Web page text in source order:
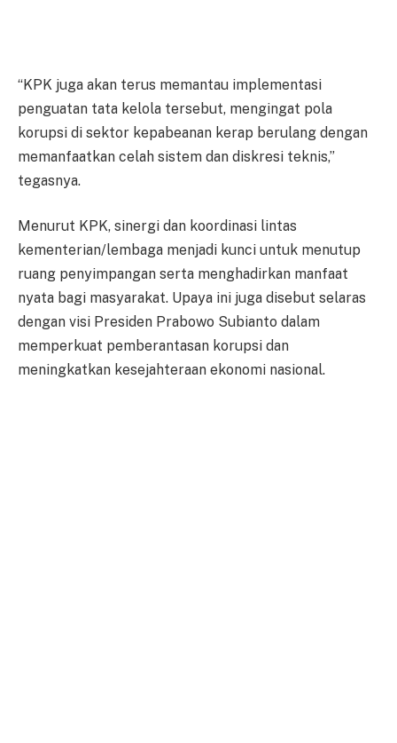
“KPK juga akan terus memantau implementasi
penguatan tata kelola tersebut, mengingat pola
korupsi di sektor kepabeanan kerap berulang dengan
memanfaatkan celah sistem dan diskresi teknis,”
tegasnya.
Menurut KPK, sinergi dan koordinasi lintas
kementerian/lembaga menjadi kunci untuk menutup
ruang penyimpangan serta menghadirkan manfaat
nyata bagi masyarakat. Upaya ini juga disebut selaras
dengan visi Presiden Prabowo Subianto dalam
memperkuat pemberantasan korupsi dan
meningkatkan kesejahteraan ekonomi nasional.